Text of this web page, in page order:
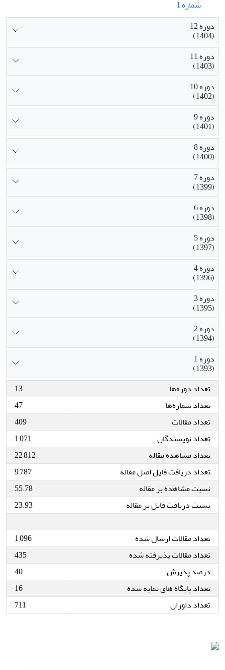
شماره 1
دوره 12
(1404)
دوره 11
(1403)
دوره 10
(1402)
دوره 9
(1401)
دوره 8
(1400)
دوره 7
(1399)
دوره 6
(1398)
دوره 5
(1397)
دوره 4
(1396)
دوره 3
(1395)
دوره 2
(1394)
دوره 1
(1393)
تعداد دوره‌ها
13
تعداد شماره‌ها
47
تعداد مقالات
409
تعداد نویسندگان
1,071
تعداد مشاهده مقاله
22,812
تعداد دریافت فایل اصل مقاله
9,787
نسبت مشاهده بر مقاله
55.78
نسبت دریافت فایل بر مقاله
23.93
تعداد مقالات ارسال شده
1,096
تعداد مقالات پذیرفته شده
435
درصد پذیرش
40
تعداد پایگاه های نمایه شده
16
تعداد داوران
711